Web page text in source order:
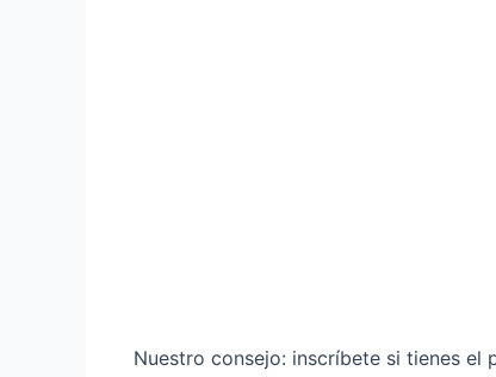
Nuestro consejo: inscríbete si tienes el